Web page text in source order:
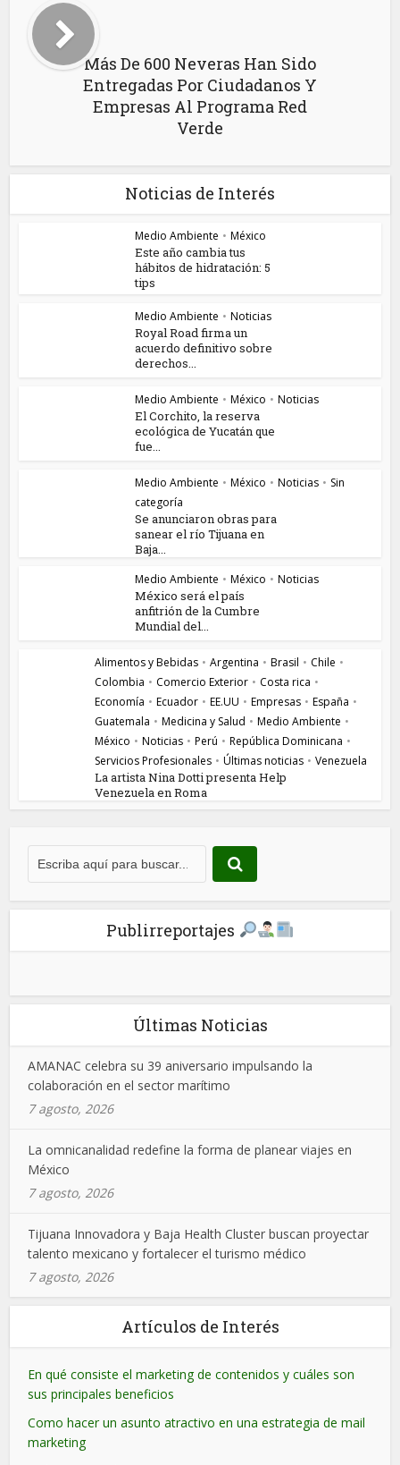
Más De 600 Neveras Han Sido
Entregadas Por Ciudadanos Y
Empresas Al Programa Red
Verde
Noticias de Interés
Medio Ambiente • México
Este año cambia tus
hábitos de hidratación: 5
tips
Medio Ambiente • Noticias
Royal Road firma un
acuerdo definitivo sobre
derechos...
Medio Ambiente • México • Noticias
El Corchito, la reserva
ecológica de Yucatán que
fue...
Medio Ambiente • México • Noticias • Sin
categoría
Se anunciaron obras para
sanear el río Tijuana en
Baja...
Medio Ambiente • México • Noticias
México será el país
anfitrión de la Cumbre
Mundial del...
Alimentos y Bebidas • Argentina • Brasil • Chile •
Colombia • Comercio Exterior • Costa rica •
Economía • Ecuador • EE.UU • Empresas • España •
Guatemala • Medicina y Salud • Medio Ambiente •
México • Noticias • Perú • República Dominicana •
Servicios Profesionales • Últimas noticias • Venezuela
La artista Nina Dotti presenta Help
Venezuela en Roma
Publirreportajes
Últimas Noticias
AMANAC celebra su 39 aniversario impulsando la
colaboración en el sector marítimo
7 agosto, 2026
La omnicanalidad redefine la forma de planear viajes en
México
7 agosto, 2026
Tijuana Innovadora y Baja Health Cluster buscan proyectar
talento mexicano y fortalecer el turismo médico
7 agosto, 2026
Artículos de Interés
En qué consiste el marketing de contenidos y cuáles son
sus principales beneficios
Como hacer un asunto atractivo en una estrategia de mail
marketing